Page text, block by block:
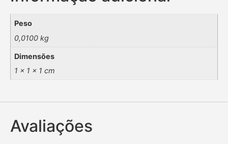
Peso
0,0100 kg
Dimensões
1 × 1 × 1 cm
Avaliações